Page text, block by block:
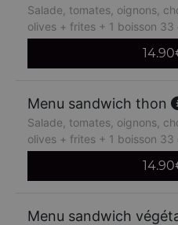
Salade, tomates, oignons,
olives + frites + 1 boisson 33
14.90
Menu sandwich thon
Salade, tomates, oignons,
olives + frites + 1 boisson 33
14.90
Menu sandwich